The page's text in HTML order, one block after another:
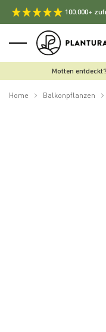
100.000+
Motten
Home Balkonpflanzen